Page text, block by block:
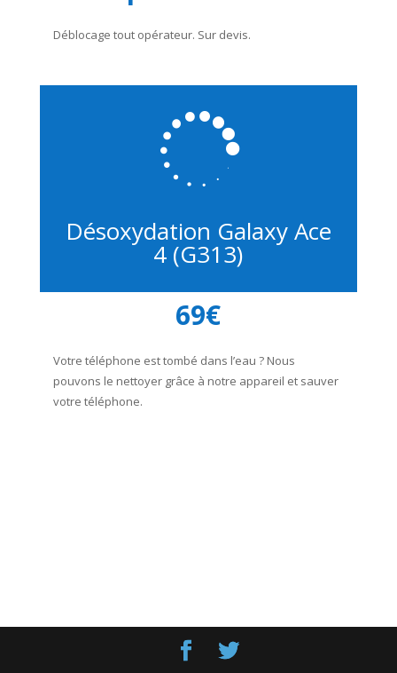
Déblocage tout opérateur. Sur devis.

Désoxydation Galaxy Ace
4 (G313)
69€
Votre téléphone est tombé dans l’eau ? Nous
pouvons le nettoyer grâce à notre appareil et sauver
votre téléphone.